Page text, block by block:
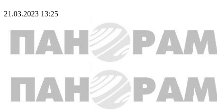
21.03.2023 13:25